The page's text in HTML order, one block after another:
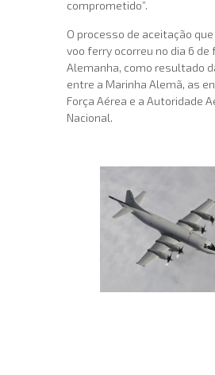
comprometido”.
O processo de aceitação
voo ferry ocorreu no dia 6 de
Alemanha, como resultado
entre a Marinha Alemã, as
Força Aérea e a Autoridade
Nacional.